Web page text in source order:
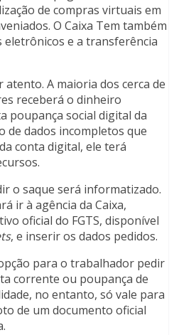
de compras virtuais em
O Caixa Tem também
eletrônicos e a transferência
A maioria dos cerca de
receberá o dinheiro
poupança social digital da
de dados incompletos que
conta digital, ele terá
o saque será informatizado.
ir à agência da Caixa,
oficial do FGTS, disponível
, e inserir os dados pedidos.
para o trabalhador pedir
corrente ou poupança de
no entanto, só vale para
de um documento oficial